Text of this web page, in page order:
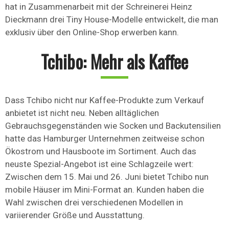
hat in Zusammenarbeit mit der Schreinerei Heinz
Dieckmann drei Tiny House-Modelle entwickelt, die man
exklusiv über den Online-Shop erwerben kann.
Tchibo: Mehr als Kaffee
Dass Tchibo nicht nur Kaffee-Produkte zum Verkauf
anbietet ist nicht neu. Neben alltäglichen
Gebrauchsgegenständen wie Socken und Backutensilien
hatte das Hamburger Unternehmen zeitweise schon
Ökostrom und Hausboote im Sortiment. Auch das
neuste Spezial-Angebot ist eine Schlagzeile wert:
Zwischen dem 15. Mai und 26. Juni bietet Tchibo nun
mobile Häuser im Mini-Format an. Kunden haben die
Wahl zwischen drei verschiedenen Modellen in
variierender Größe und Ausstattung.